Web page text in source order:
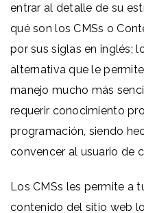
entrar al detalle de su
qué son los CMSs o
por sus siglas en inglés;
alternativa que le
manejo mucho más
requerir conocimiento
programación, siendo
convencer al usuario de
Los CMSs les permite a
contenido del sitio web